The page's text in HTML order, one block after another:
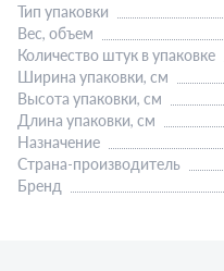
Тип упаковки
Вес, объем
Количество штук в упаковке
Ширина упаковки, см
Высота упаковки, см
Длина упаковки, см
Назначение
Страна-производитель
Бренд